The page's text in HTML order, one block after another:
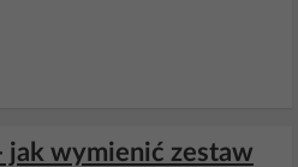
jak wymienić zestaw